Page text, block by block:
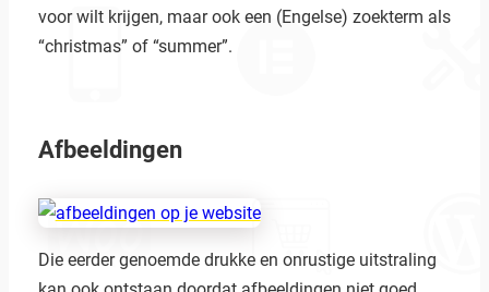
voor wilt krijgen, maar ook een (Engelse) zoekterm als
“christmas” of “summer”.
Afbeeldingen
Die eerder genoemde drukke en onrustige uitstraling